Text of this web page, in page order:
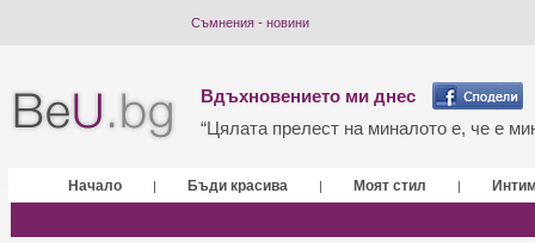
Съмнения - новини
Вдъхновението ми днес
“Цялата прелест на миналото е, че е
Начало | Бъди красива | Моят стил |